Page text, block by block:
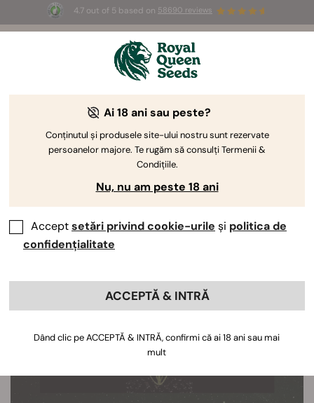
4.7 out of 5 based on 58690 reviews
☀️ Summer Sales: Up to 50% off
selected products! ⏤
Raport de creștere Titan F1
Te gândești să cultivi tulpinaTitan F1? Atunci ar trebui să
citești raportul meu de creștere pentru a-ți face o idee
despre ce te așteaptă. Am documentat totul săptămână
de săptămână, astfel încât vei putea vedea ce pași am
urmat pentru a obține o producție mare, de lagerminare
până la recoltare.
Ai 18 ani sau peste?
Conținutul și produsele site-ului nostru sunt rezervate
persoanelor majore. Te rugăm să consulți Termenii &
Condițiile.
Nu, nu am peste 18 ani
Acceptsetări privind cookie-urile și politica de
confidențialitate
ACCEPTĂ & INTRĂ
Dând clic pe ACCEPTĂ & INTRĂ, confirmi că ai 18 ani sau mai
mult